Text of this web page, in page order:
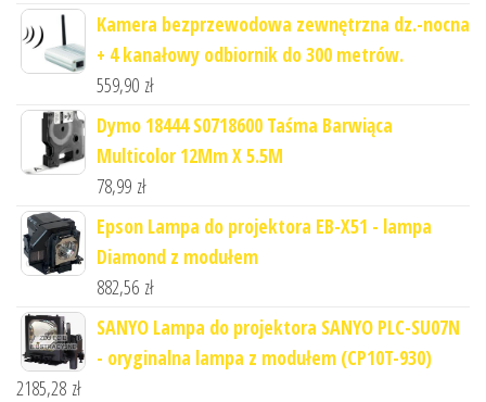
Kamera bezprzewodowa zewnętrzna dz.-nocna
+ 4 kanałowy odbiornik do 300 metrów.
559,90 zł
Dymo 18444 S0718600 Taśma Barwiąca
Multicolor 12Mm X 5.5M
78,99 zł
Epson Lampa do projektora EB-X51 - lampa
Diamond z modułem
882,56 zł
SANYO Lampa do projektora SANYO PLC-SU07N
- oryginalna lampa z modułem (CP10T-930)
2185,28 zł